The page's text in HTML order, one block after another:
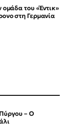
– Ο
του «Έντικ»
στη Γερμανία